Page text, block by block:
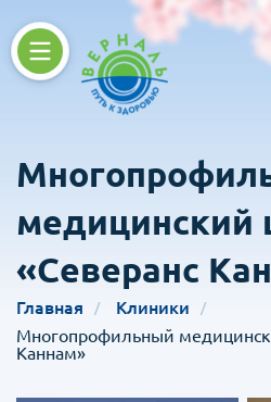
медицинский
«Северанс
Главная
Клиники
Многопрофильный
Каннам»